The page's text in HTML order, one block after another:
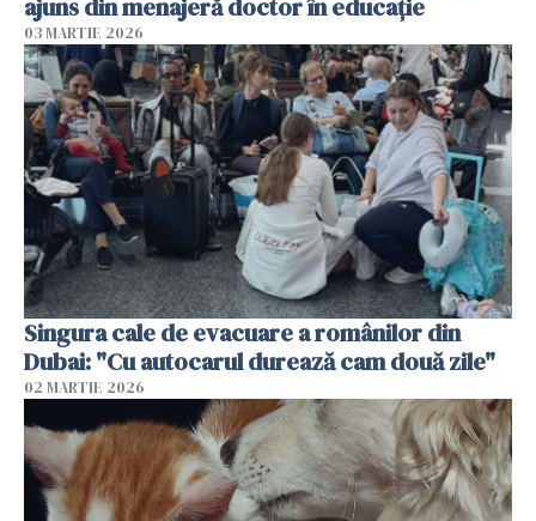
03 MARTIE 2026
Singura cale de evacuare a românilor din
Dubai: "Cu autocarul durează cam două zile"
02 MARTIE 2026